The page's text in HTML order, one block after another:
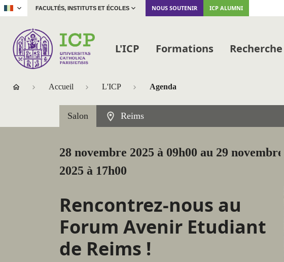
| FACULTÉS, INSTITUTS ET ÉCOLES NOUS SOUTENIR ICP ALUMNI
L'ICP Formations Recherche
Accueil L'ICP Agenda
Salon Reims
28 novembre 2025 à 09h00 au 29 novembre
2025 à 17h00
Rencontrez-nous au
Forum Avenir Etudiant
de Reims !